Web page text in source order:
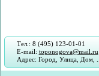
Тел.: 8 (495) 123-01-01
E-mail: toponogova@mail.ru
Адрес: Город, Улица, Дом, ...